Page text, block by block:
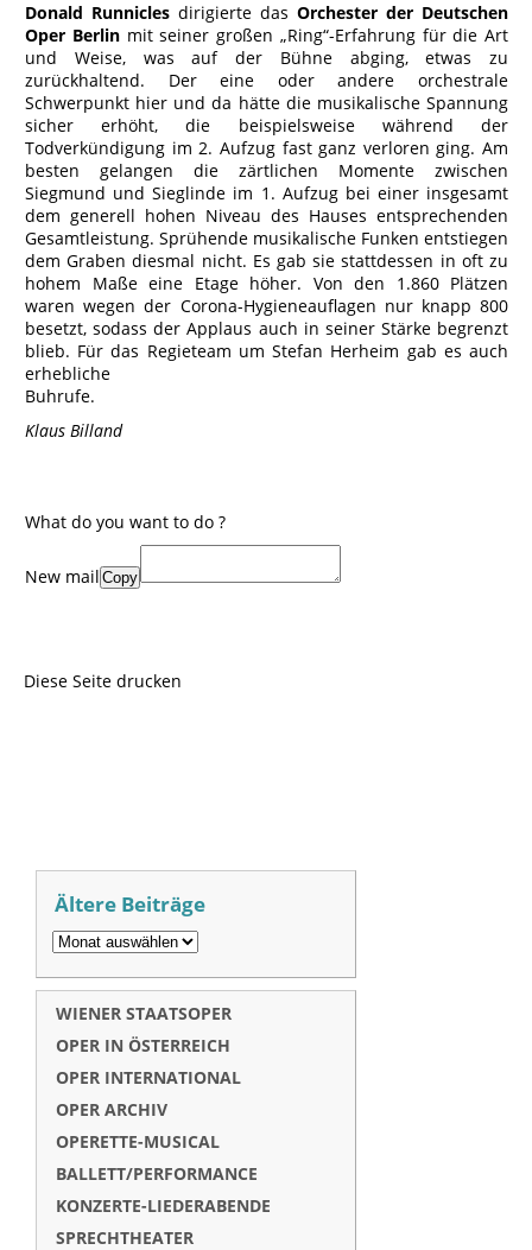
Donald Runnicles dirigierte das Orchester der Deutschen
Oper Berlinmit seiner großen „Ring“-Erfahrung für die Art
und Weise, was auf der Bühne abging, etwas zu
zurückhaltend. Der eine oder andere orchestrale
Schwerpunkt hier und da hätte die musikalische Spannung
sicher erhöht, die beispielsweise während der
Todverkündigung im 2. Aufzug fast ganz verloren ging. Am
besten gelangen die zärtlichen Momente zwischen
Siegmund und Sieglinde im 1. Aufzug bei einer insgesamt
dem generell hohen Niveau des Hauses entsprechenden
Gesamtleistung. Sprühende musikalische Funken entstiegen
dem Graben diesmal nicht. Es gab sie stattdessen in oft zu
hohem Maße eine Etage höher. Von den 1.860 Plätzen
waren wegen der Corona-Hygieneauflagen nur knapp 800
besetzt, sodass der Applaus auch in seiner Stärke begrenzt
blieb. Für das Regieteam um Stefan Herheim gab es auch
erhebliche
Buhrufe.
Klaus Billand
What do you want to do ?
New mail Copy
Diese Seite drucken
Ältere Beiträge
WIENER STAATSOPER
OPER IN ÖSTERREICH
OPER INTERNATIONAL
OPER ARCHIV
OPERETTE-MUSICAL
BALLETT/PERFORMANCE
KONZERTE-LIEDERABENDE
SPRECHTHEATER